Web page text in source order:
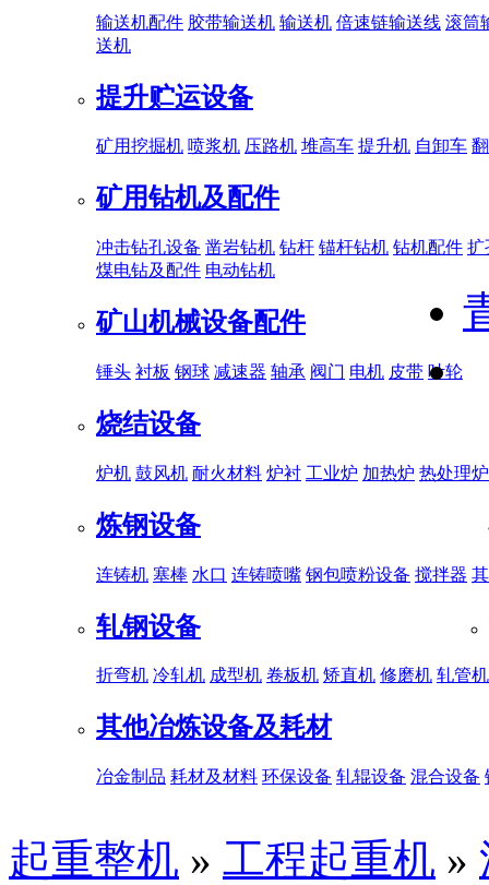
输送机配件 胶带输送机 输送机 倍速链输送线 滚筒
送机
提升贮运设备
矿用挖掘机 喷浆机 压路机 堆高车 提升机 自卸车
矿用钻机及配件
冲击钻孔设备 凿岩钻机 钻杆 锚杆钻机 钻机配件 扩
煤电钻及配件 电动钻机
矿山机械设备配件
锤头 衬板 钢球 减速器 轴承 阀门 电机 皮带 叶轮
烧结设备
炉机 鼓风机 耐火材料 炉衬 工业炉 加热炉 热处理炉
炼钢设备
连铸机 塞棒 水口 连铸喷嘴 钢包喷粉设备 搅拌器
轧钢设备
折弯机 冷轧机 成型机 卷板机 矫直机 修磨机 轧管机
其他冶炼设备及耗材
冶金制品 耗材及材料 环保设备 轧辊设备 混合设备
起重整机 » 工程起重机 »